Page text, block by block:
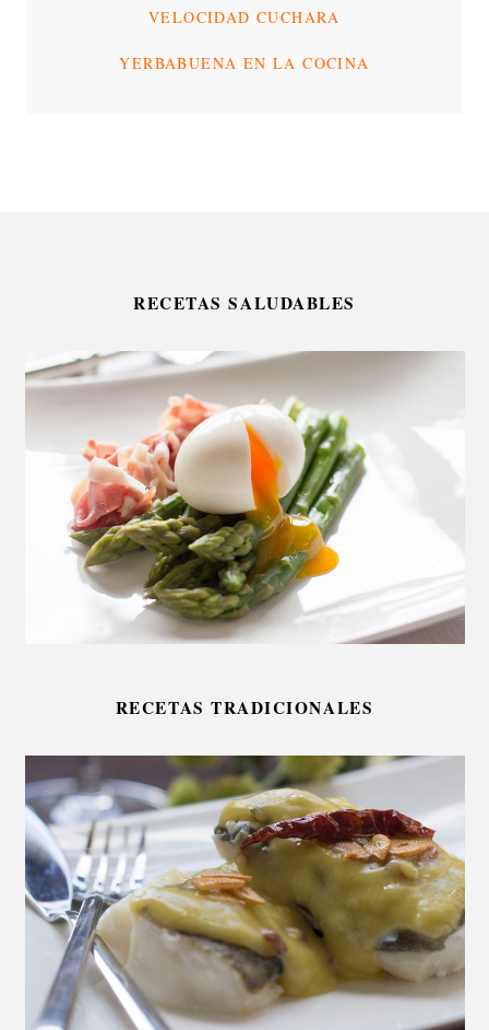
VELOCIDAD CUCHARA
YERBABUENA EN LA COCINA
RECETAS SALUDABLES
RECETAS TRADICIONALES